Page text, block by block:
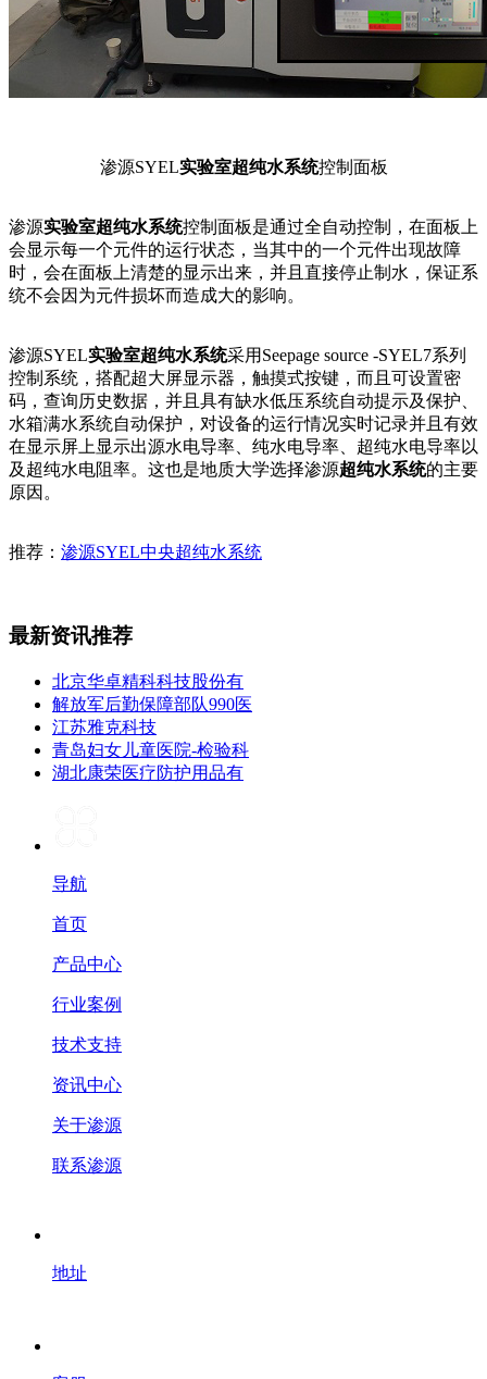
渗源SYEL实验室超纯水系统控制面板
渗源实验室超纯水系统控制面板是通过全自动控制，在面板上
会显示每一个元件的运行状态，当其中的一个元件出现故障
时，会在面板上清楚的显示出来，并且直接停止制水，保证系
统不会因为元件损坏而造成大的影响。
渗源SYEL实验室超纯水系统采用Seepage source -SYEL7系列
控制系统，搭配超大屏显示器，触摸式按键，而且可设置密
码，查询历史数据，并且具有缺水低压系统自动提示及保护、
水箱满水系统自动保护，对设备的运行情况实时记录并且有效
在显示屏上显示出源水电导率、纯水电导率、超纯水电导率以
及超纯水电阻率。这也是地质大学选择渗源超纯水系统的主要
原因。
推荐： 渗源SYEL中央超纯水系统
最新资讯推荐
北京华卓精科科技股份有
解放军后勤保障部队990医
江苏雅克科技
青岛妇女儿童医院-检验科
湖北康荣医疗防护用品有
导航
首页
产品中心
行业案例
技术支持
资讯中心
关于渗源
联系渗源
地址